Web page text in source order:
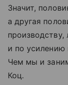
Значит,
а другая
и по
Чем мы и
Коц.